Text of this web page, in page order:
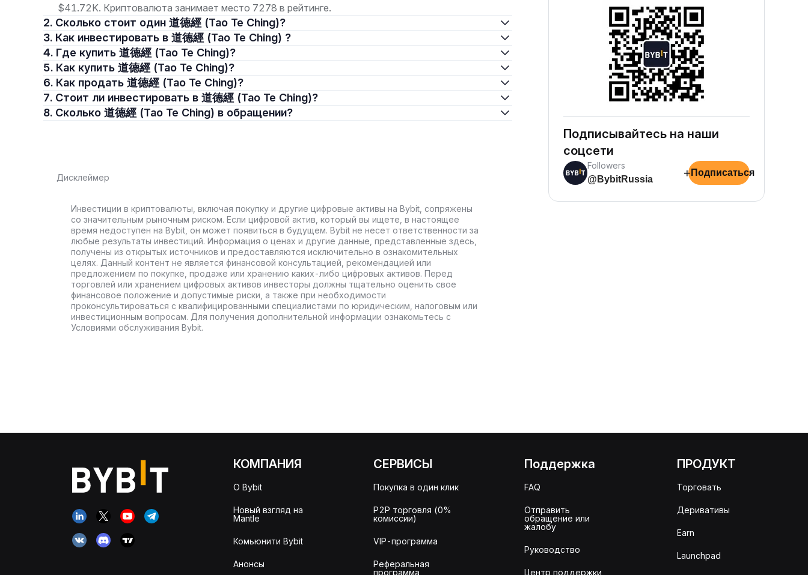
$41.72K. Криптовалюта занимает место 7278 в рейтинге.
2. Сколько стоит один 道德經 (Tao Te Ching)?
3. Как инвестировать в 道德經 (Tao Te Ching) ?
4. Где купить 道德經 (Tao Te Ching)?
5. Как купить 道德經 (Tao Te Ching)?
6. Как продать 道德經 (Tao Te Ching)?
7. Стоит ли инвестировать в 道德經 (Tao Te Ching)?
8. Сколько 道德經 (Tao Te Ching) в обращении?
Дисклеймер
Инвестиции в криптовалюты, включая покупку и другие цифровые активы на Bybit, сопряжены
со значительным рыночным риском. Если цифровой актив, который вы ищете, в настоящее
время недоступен на Bybit, он может появиться в будущем. Bybit не несет ответственности за
любые результаты инвестиций. Информация о ценах и другие данные, представленные здесь,
получены из открытых источников и предоставляются исключительно в ознакомительных
целях. Данный контент не является финансовой консультацией, рекомендацией или
предложением по покупке, продаже или хранению каких-либо цифровых активов. Перед
торговлей или хранением цифровых активов инвесторы должны тщательно оценить свое
финансовое положение и допустимые риски, а также при необходимости
проконсультироваться с квалифицированными специалистами по юридическим, налоговым или
инвестиционным вопросам. Для получения дополнительной информации ознакомьтесь с
Условиями обслуживания Bybit.
Подписывайтесь на наши
соцсети
Followers
@BybitRussia
+ Подписаться
КОМПАНИЯ
О Bybit
Новый взгляд на
Mantle
Комьюнити Bybit
Анонсы
СЕРВИСЫ
Покупка в один клик
P2P торговля (0%
комиссии)
VIP-программа
Реферальная
программа
Поддержка
FAQ
Отправить
обращение или
жалобу
Руководство
Центр поддержки
ПРОДУКТ
Торговать
Деривативы
Earn
Launchpad